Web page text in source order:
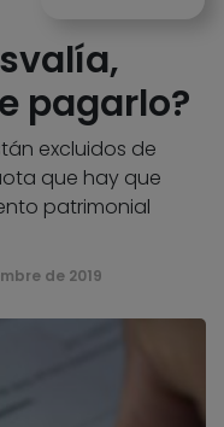
pagarlo?
excluidos de
que hay que
patrimonial
de 2019